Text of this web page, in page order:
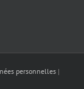
personnelles |